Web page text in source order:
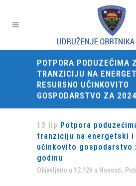
POTPORA PODUZEĆIMA
TRANZICIJU NA
RESURSNO UČINKOVITO
GOSPODARSTVO ZA
13 lip Potpora
tranziciju na energetski i
učinkovito gospodarstvo
godinu
Objavljeno u 12:12h u Novosti,